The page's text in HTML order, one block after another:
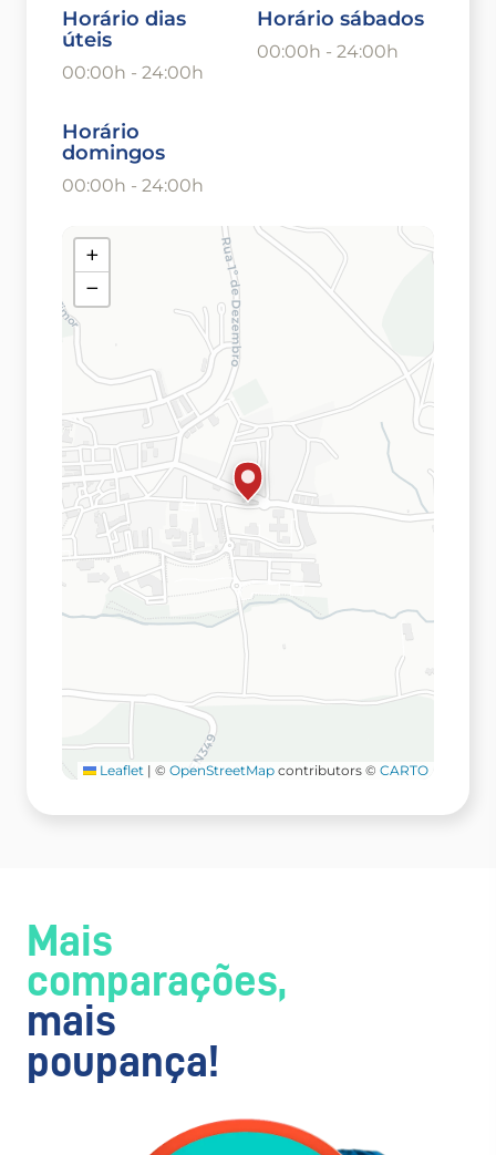
Horário dias
úteis
00:00h - 24:00h
Horário sábados
00:00h - 24:00h
Horário
domingos
00:00h - 24:00h
+
−
Leaflet | © OpenStreetMap contributors © CARTO
Mais
comparações,
mais
poupança!